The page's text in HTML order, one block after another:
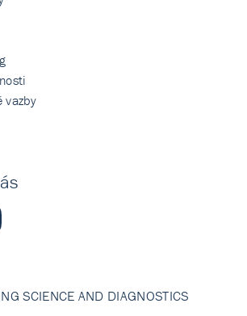
vazby
SCIENCE AND DIAGNOSTICS